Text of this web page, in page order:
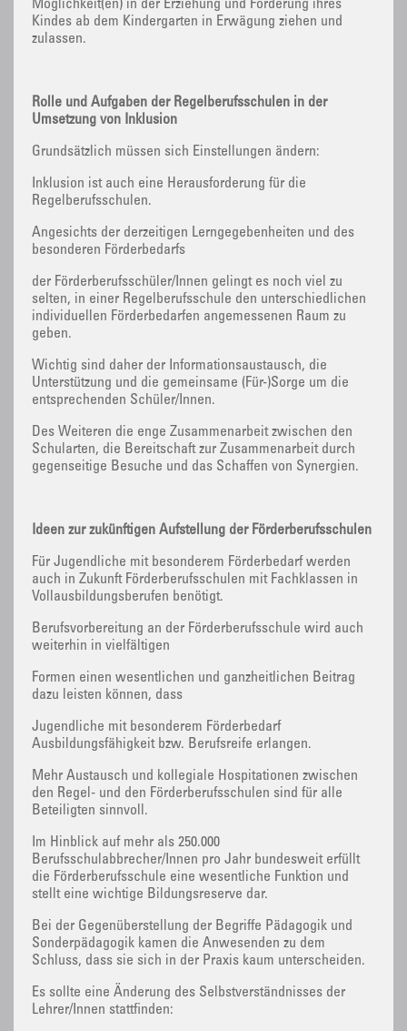
Möglichkeit(en) in der Erziehung und Förderung ihres
Kindes ab dem Kindergarten in Erwägung ziehen und
zulassen.
Rolle und Aufgaben der Regelberufsschulen in der
Umsetzung von Inklusion
Grundsätzlich müssen sich Einstellungen ändern:
Inklusion ist auch eine Herausforderung für die
Regelberufsschulen.
Angesichts der derzeitigen Lerngegebenheiten und des
besonderen Förderbedarfs
der Förderberufsschüler/Innen gelingt es noch viel zu
selten, in einer Regelberufsschule den unterschiedlichen
individuellen Förderbedarfen angemessenen Raum zu
geben.
Wichtig sind daher der Informationsaustausch, die
Unterstützung und die gemeinsame (Für-)Sorge um die
entsprechenden Schüler/Innen.
Des Weiteren die enge Zusammenarbeit zwischen den
Schularten, die Bereitschaft zur Zusammenarbeit durch
gegenseitige Besuche und das Schaffen von Synergien.
Ideen zur zukünftigen Aufstellung der Förderberufsschulen
Für Jugendliche mit besonderem Förderbedarf werden
auch in Zukunft Förderberufsschulen mit Fachklassen in
Vollausbildungsberufen benötigt.
Berufsvorbereitung an der Förderberufsschule wird auch
weiterhin in vielfältigen
Formen einen wesentlichen und ganzheitlichen Beitrag
dazu leisten können, dass
Jugendliche mit besonderem Förderbedarf
Ausbildungsfähigkeit bzw. Berufsreife erlangen.
Mehr Austausch und kollegiale Hospitationen zwischen
den Regel- und den Förderberufsschulen sind für alle
Beteiligten sinnvoll.
Im Hinblick auf mehr als 250.000
Berufsschulabbrecher/Innen pro Jahr bundesweit erfüllt
die Förderberufsschule eine wesentliche Funktion und
stellt eine wichtige Bildungsreserve dar.
Bei der Gegenüberstellung der Begriffe Pädagogik und
Sonderpädagogik kamen die Anwesenden zu dem
Schluss, dass sie sich in der Praxis kaum unterscheiden.
Es sollte eine Änderung des Selbstverständnisses der
Lehrer/Innen stattfinden: